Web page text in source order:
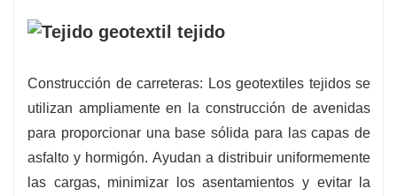
Construcción de carreteras: Los geotextiles tejidos se
utilizan ampliamente en la construcción de avenidas
para proporcionar una base sólida para las capas de
asfalto y hormigón. Ayudan a distribuir uniformemente
las cargas, minimizar los asentamientos y evitar la